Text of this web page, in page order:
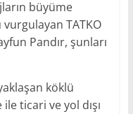
büyüme
TATKO
Pandır, şunları
köklü
ticari ve yol dışı